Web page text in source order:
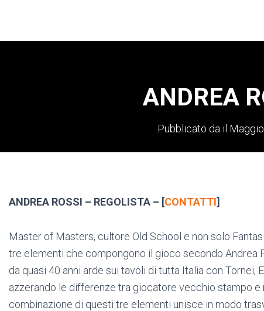
ANDREA
Pubblicato da il
ANDREA ROSSI – REGOLISTA – [CONTATTI]
Master of Masters, cultore Old School e non solo
tre elementi che compongono il gioco secondo Andrea
da quasi 40 anni arde sui tavoli di tutta Italia con Tornei,
azzerando le differenze tra giocatore vecchio stampo e
combinazione di questi tre elementi unisce in modo